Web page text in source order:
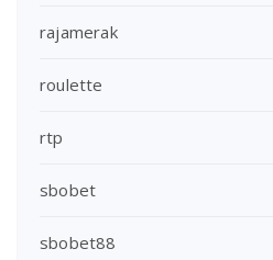
rajamerak
roulette
rtp
sbobet
sbobet88